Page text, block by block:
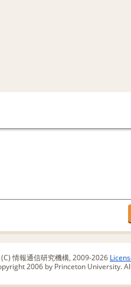
情報通信研究機構, 2009-2026
2006 by Princeton University.